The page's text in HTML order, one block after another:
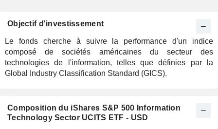
Objectif d'investissement
Le fonds cherche à suivre la performance d'un indice
composé de sociétés américaines du secteur des
technologies de l'information, telles que définies par la
Global Industry Classification Standard (GICS).
Composition du iShares S&P 500 Information
Technology Sector UCITS ETF - USD